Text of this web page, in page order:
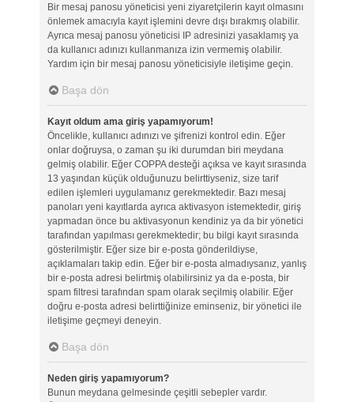
Bir mesaj panosu yöneticisi yeni ziyaretçilerin kayıt olmasını
önlemek amacıyla kayıt işlemini devre dışı bırakmış olabilir.
Ayrıca mesaj panosu yöneticisi IP adresinizi yasaklamış ya
da kullanıcı adınızı kullanmanıza izin vermemiş olabilir.
Yardım için bir mesaj panosu yöneticisiyle iletişime geçin.
Başa dön
Kayıt oldum ama giriş yapamıyorum!
Öncelikle, kullanıcı adınızı ve şifrenizi kontrol edin. Eğer
onlar doğruysa, o zaman şu iki durumdan biri meydana
gelmiş olabilir. Eğer COPPA desteği açıksa ve kayıt sırasında
13 yaşından küçük olduğunuzu belirttiyseniz, size tarif
edilen işlemleri uygulamanız gerekmektedir. Bazı mesaj
panoları yeni kayıtlarda ayrıca aktivasyon istemektedir, giriş
yapmadan önce bu aktivasyonun kendiniz ya da bir yönetici
tarafından yapılması gerekmektedir; bu bilgi kayıt sırasında
gösterilmiştir. Eğer size bir e-posta gönderildiyse,
açıklamaları takip edin. Eğer bir e-posta almadıysanız, yanlış
bir e-posta adresi belirtmiş olabilirsiniz ya da e-posta, bir
spam filtresi tarafından spam olarak seçilmiş olabilir. Eğer
doğru e-posta adresi belirttiğinize eminseniz, bir yönetici ile
iletişime geçmeyi deneyin.
Başa dön
Neden giriş yapamıyorum?
Bunun meydana gelmesinde çeşitli sebepler vardır.